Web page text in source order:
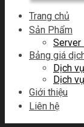
Trang chủ
Sản Phẩm
Server
Bảng giá
Dịch
Dịch
Giới thiệu
Liên hệ